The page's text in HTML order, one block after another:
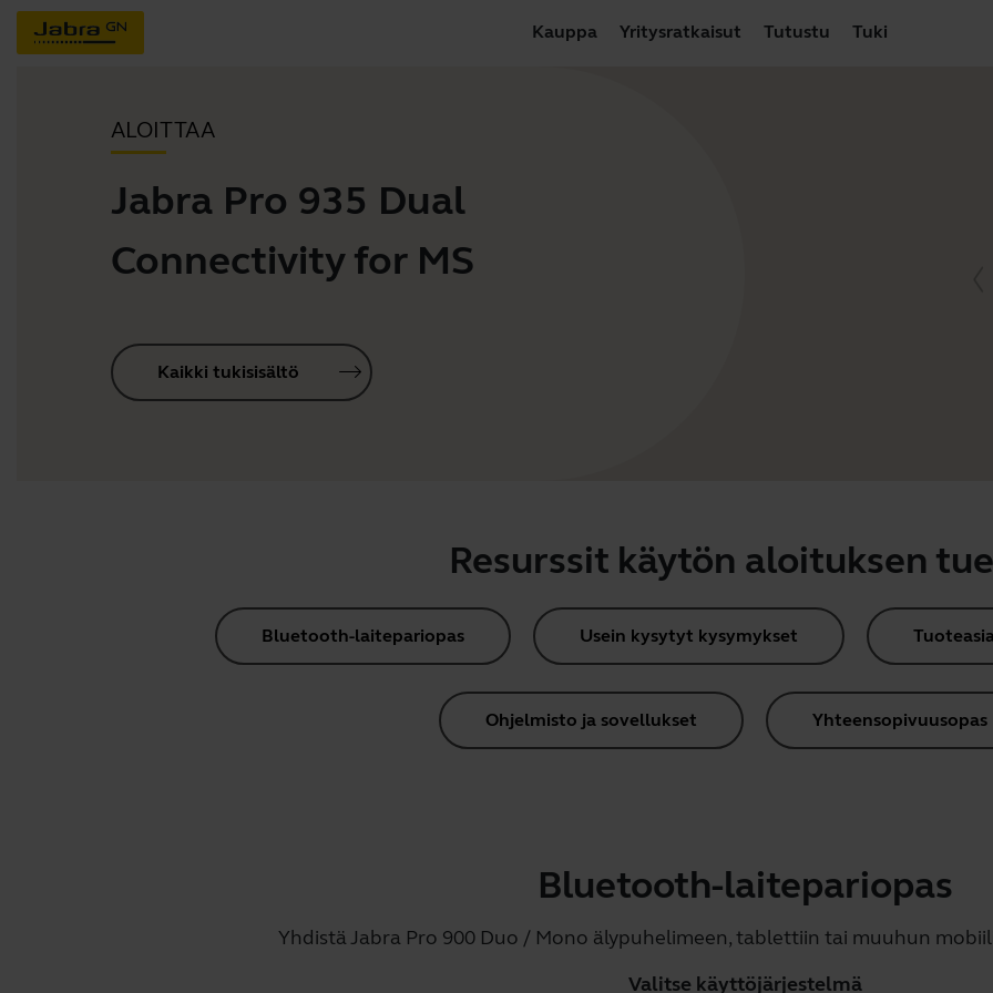
Kauppa Yritysratkaisut Tutustu Tuki
ALOITTAA
Jabra Pro 935 Dual
Connectivity for MS
Kaikki tukisisältö
Resurssit käytön aloituksen
Bluetooth-laitepariopas Usein kysytyt kysymykset
Ohjelmisto ja sovellukset Yhteensopivuusopas
Bluetooth-laitepariopas
Yhdistä Jabra Pro 900 Duo / Mono älypuhelimeen, tablettiin tai muuhun
Valitse käyttöjärjestelmä